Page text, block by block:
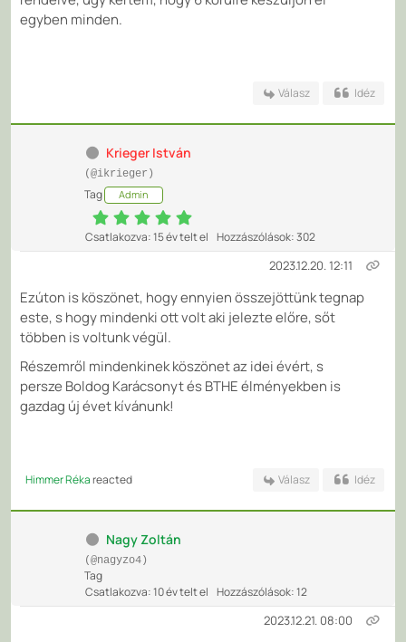
egyben minden.
Válasz Idéz
Krieger István
(@ikrieger)
Tag Admin
Csatlakozva: 15 év telt el Hozzászólások: 302
2023.12.20. 12:11
Ezúton is köszönet, hogy ennyien összejöttünk tegnap
este, s hogy mindenki ott volt aki jelezte előre, sőt
többen is voltunk végül.
Részemről mindenkinek köszönet az idei évért, s
persze Boldog Karácsonyt és BTHE élményekben is
gazdag új évet kívánunk!
Himmer Rékareacted Válasz Idéz
Nagy Zoltán
(@nagyzo4)
Tag
Csatlakozva: 10 év telt el Hozzászólások: 12
2023.12.21. 08:00